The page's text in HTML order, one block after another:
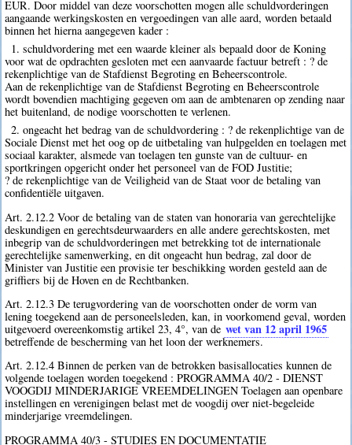
EUR. Door middel van deze voorschotten mogen alle schuldvorderingen
aangaande werkingskosten en vergoedingen van alle aard, worden betaald
binnen het hierna aangegeven kader :
1. schuldvordering met een waarde kleiner als bepaald door de Koning
voor wat de opdrachten gesloten met een aanvaarde factuur betreft : ? de
rekenplichtige van de Stafdienst Begroting en Beheerscontrole.
Aan de rekenplichtige van de Stafdienst Begroting en Beheerscontrole
wordt bovendien machtiging gegeven om aan de ambtenaren op zending naar
het buitenland, de nodige voorschotten te verlenen.
2. ongeacht het bedrag van de schuldvordering : ? de rekenplichtige van de
Sociale Dienst met het oog op de uitbetaling van hulpgelden en toelagen met
sociaal karakter, alsmede van toelagen ten gunste van de cultuur- en
sportkringen opgericht onder het personeel van de FOD Justitie;
? de rekenplichtige van de Veiligheid van de Staat voor de betaling van
confidentiële uitgaven.
Art. 2.12.2 Voor de betaling van de staten van honoraria van gerechtelijke
deskundigen en gerechtsdeurwaarders en alle andere gerechtskosten, met
inbegrip van de schuldvorderingen met betrekking tot de internationale
gerechtelijke samenwerking, en dit ongeacht hun bedrag, zal door de
Minister van Justitie een provisie ter beschikking worden gesteld aan de
griffiers bij de Hoven en de Rechtbanken.
Art. 2.12.3 De terugvordering van de voorschotten onder de vorm van
lening toegekend aan de personeelsleden, kan, in voorkomend geval, worden
uitgevoerd overeenkomstig artikel 23, 4°, van de wet van 12 april 1965
betreffende de bescherming van het loon der werknemers.
Art. 2.12.4 Binnen de perken van de betrokken basisallocaties kunnen de
volgende toelagen worden toegekend : PROGRAMMA 40/2 - DIENST
VOOGDIJ MINDERJARIGE VREEMDELINGEN Toelagen aan openbare
instellingen en verenigingen belast met de voogdij over niet-begeleide
minderjarige vreemdelingen.
PROGRAMMA 40/3 - STUDIES EN DOCUMENTATIE